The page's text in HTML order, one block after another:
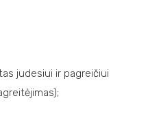
judesiui ir pagreičiui